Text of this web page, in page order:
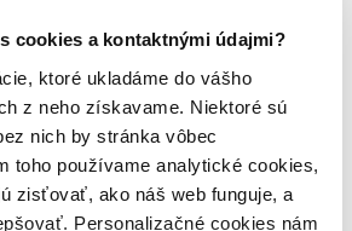
cookies a kontaktnými údajmi?
ktoré ukladáme do vášho
z neho získavame. Niektoré sú
nich by stránka vôbec
toho používame analytické cookies,
zisťovať, ako náš web funguje, a
Personalizačné cookies nám
Zobraziť viac
na sklade, posielame ihneď.
Do košíka